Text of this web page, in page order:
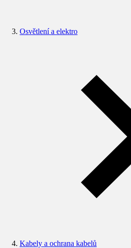
Osvětlení a elektro
Kabely a ochrana kabelů